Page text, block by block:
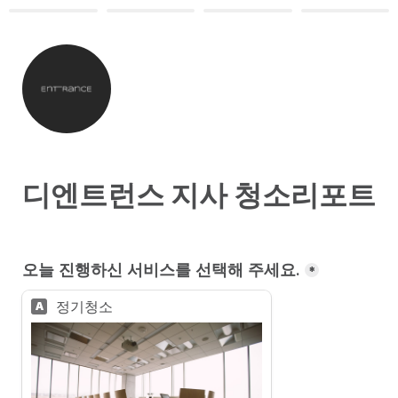
디엔트런스 지사 청소리포트
오늘 진행하신 서비스를 선택해 주세요. *
A 정기청소